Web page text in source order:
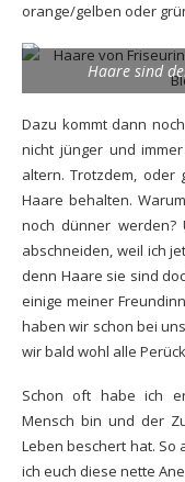
orange/gelben oder
Haare sind
Dazu kommt dann
nicht jünger und
altern. Trotzdem, oder
Haare behalten.
noch dünner werden?
abschneiden, weil ich
denn Haare sie sind
einige meiner
haben wir schon bei
wir bald wohl alle
Schon oft habe ich
Mensch bin und der
Leben beschert hat. So
ich euch diese nette